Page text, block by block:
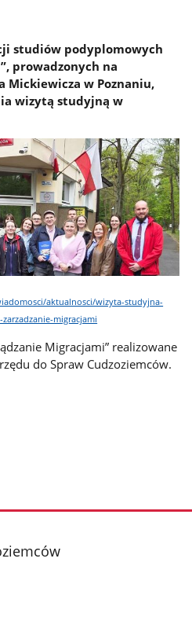
studiów podyplomowych
prowadzonych na
Mickiewicza w Poznaniu,
wizytą studyjną w
aktualnosci/wizyta-studyjna-
migracjami
Migracjami” realizowane
do Spraw Cudzoziemców.